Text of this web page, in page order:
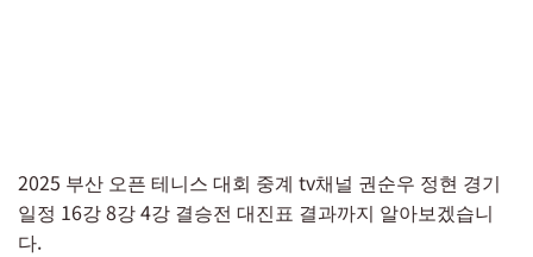
2025 부산 오픈 테니스 대회 중계 tv채널 권순우 정현 경기
일정 16강 8강 4강 결승전 대진표 결과까지 알아보겠습니
다.